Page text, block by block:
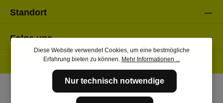
Standort
Folge uns
Diese Website verwendet Cookies, um eine bestmögliche
Erfahrung bieten zu können. Mehr Informationen ...
Nur technisch notwendige